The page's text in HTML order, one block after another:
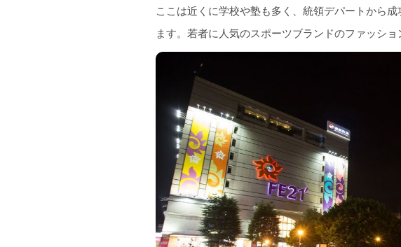
ここは近くに学校や塾も多く、統領デパートから
ます。若者に人気のスポーツブランドのファッシ